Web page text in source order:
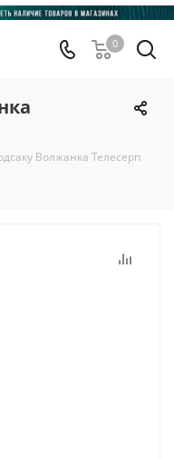
0
Волжанка Телесерп